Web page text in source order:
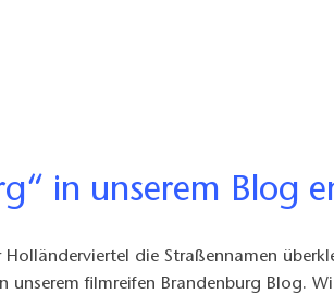
in unserem Blog
die Straßennamen
filmreifen Brandenburg Blog.